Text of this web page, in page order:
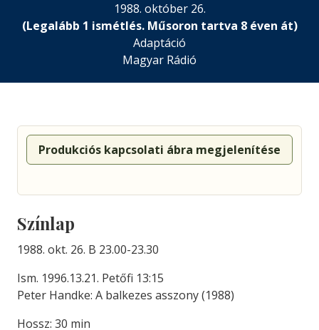
1988. október 26.
(Legalább 1 ismétlés. Műsoron tartva 8 éven át)
Adaptáció
Magyar Rádió
Produkciós kapcsolati ábra megjelenítése
Színlap
1988. okt. 26. B 23.00-23.30
Ism. 1996.13.21. Petőfi 13:15
Peter Handke: A balkezes asszony (1988)
Hossz: 30 min